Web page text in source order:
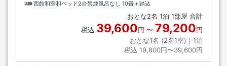
西館和室和ベッド2台禁煙風呂なし 10畳＋踏込
おとな2名 1泊 1部屋 合計
税込 39,600円 〜 79,200円
おとな1名 (2名1室)｜ 1泊
税込 19,800円〜39,600円